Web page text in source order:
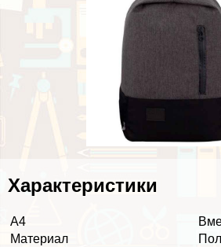
Хаpaктеристики
А4
Материал